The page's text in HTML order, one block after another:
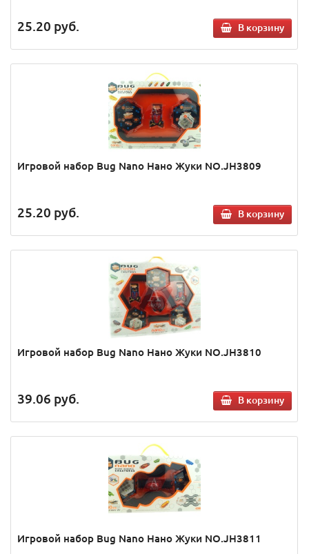
25.20 руб. В корзину
Игровой набор Bug Nano Нано Жуки NO.JH3809
25.20 руб. В корзину
Игровой набор Bug Nano Нано Жуки NO.JH3810
39.06 руб. В корзину
Игровой набор Bug Nano Нано Жуки NO.JH3811